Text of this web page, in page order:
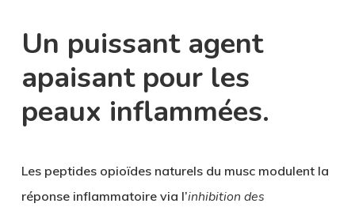
Un puissant agent
apaisant pour les
peaux inflammées.
Les peptides opioïdesnaturels du musc modulent la
réponse inflammatoire via l’inhibition des